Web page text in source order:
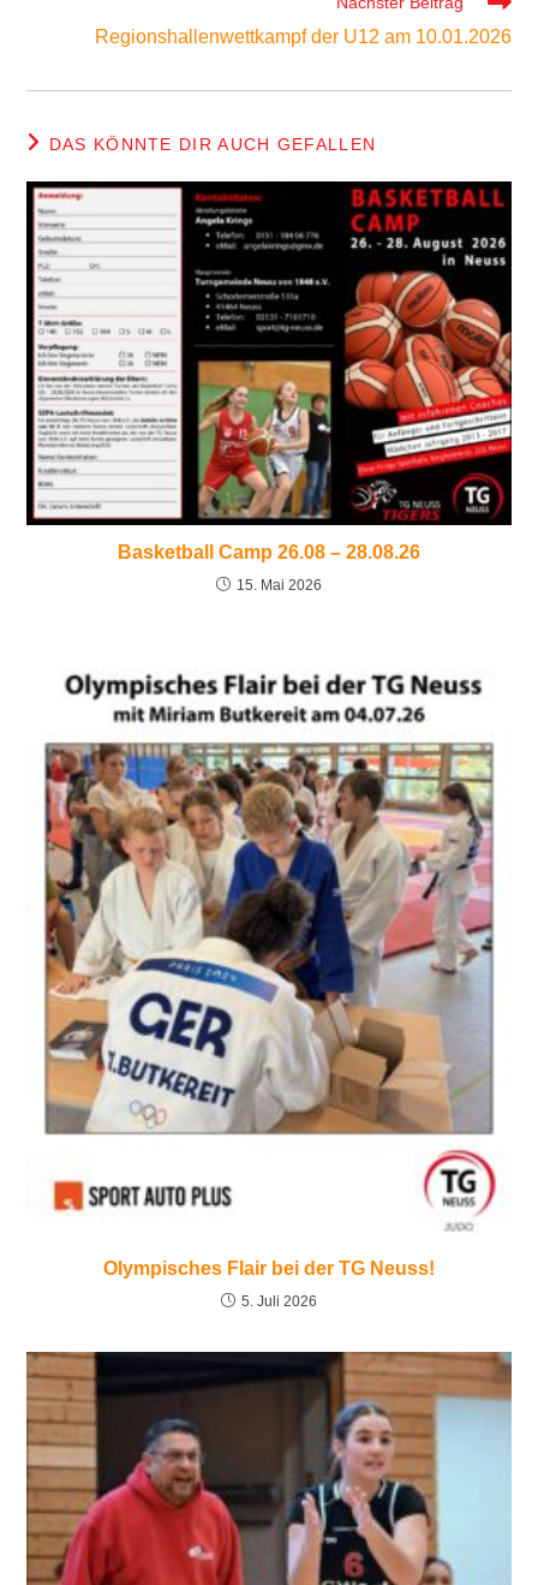
Regionshallenwettkampf der U12 am 10.01.2026
DAS KÖNNTE DIR AUCH GEFALLEN
Basketball Camp 26.08 – 28.08.26
15. Mai 2026
Olympisches Flair bei der TG Neuss!
5. Juli 2026